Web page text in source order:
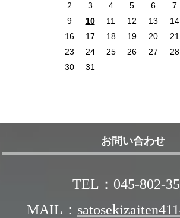
2
3 4 5 6 7
9
10 11 12 13 14
16
17 18 19 20 21
23
24 25 26 27 28
30
31
お問い合わせ
TEL：045-802-
MAIL：